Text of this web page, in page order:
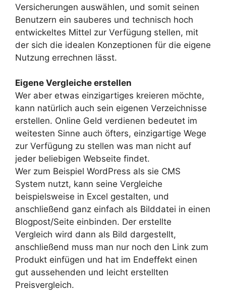
Versicherungen auswählen, und somit seinen
Benutzern ein sauberes und technisch hoch
entwickeltes Mittel zur Verfügung stellen, mit
der sich die idealen Konzeptionen für die eigene
Nutzung errechnen lässt.
Eigene Vergleiche erstellen
Wer aber etwas einzigartiges kreieren möchte,
kann natürlich auch sein eigenen Verzeichnisse
erstellen. Online Geld verdienen bedeutet im
weitesten Sinne auch öfters, einzigartige Wege
zur Verfügung zu stellen was man nicht auf
jeder beliebigen Webseite findet.
Wer zum Beispiel WordPress als sie CMS
System nutzt, kann seine Vergleiche
beispielsweise in Excel gestalten, und
anschließend ganz einfach als Bilddatei in einen
Blogpost/Seite einbinden. Der erstellte
Vergleich wird dann als Bild dargestellt,
anschließend muss man nur noch den Link zum
Produkt einfügen und hat im Endeffekt einen
gut aussehenden und leicht erstellten
Preisvergleich.